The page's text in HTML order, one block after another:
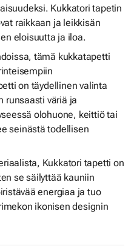
Kukkatori tapetin
raikkaan ja leikkisän
eloisuutta ja iloa.
tämä kukkatapetti
on täydellinen valinta
runsaasti väriä ja
olohuone, keittiö tai
seinästä todellisen
Kukkatori tapetti on
se säilyttää kauniin
energiaa ja tuo
ikonisen designin